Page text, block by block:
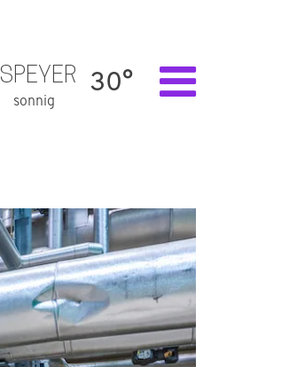
SPEYER
sonnig
30°